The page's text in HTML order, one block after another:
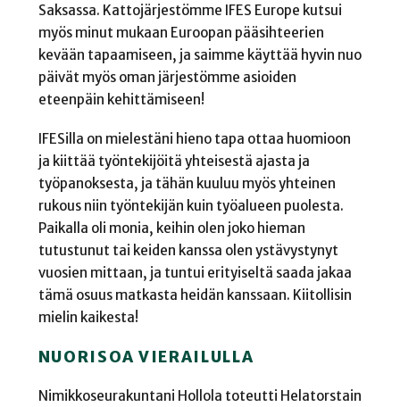
Saksassa. Kattojärjestömme IFES Europe kutsui
myös minut mukaan Euroopan pääsihteerien
kevään tapaamiseen, ja saimme käyttää hyvin nuo
päivät myös oman järjestömme asioiden
eteenpäin kehittämiseen!
IFESilla on mielestäni hieno tapa ottaa huomioon
ja kiittää työntekijöitä yhteisestä ajasta ja
työpanoksesta, ja tähän kuuluu myös yhteinen
rukous niin työntekijän kuin työalueen puolesta.
Paikalla oli monia, keihin olen joko hieman
tutustunut tai keiden kanssa olen ystävystynyt
vuosien mittaan, ja tuntui erityiseltä saada jakaa
tämä osuus matkasta heidän kanssaan. Kiitollisin
mielin kaikesta!
NUORISOA VIERAILULLA
Nimikkoseurakuntani Hollola toteutti Helatorstain